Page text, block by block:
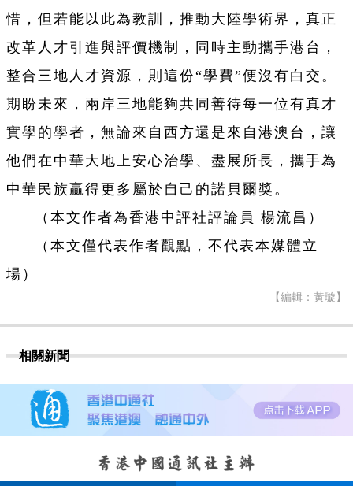
惜，但若能以此為教訓，推動大陸學術界，真正
改革人才引進與評價機制，同時主動攜手港台，
整合三地人才資源，則這份“學費”便沒有白交。
期盼未來，兩岸三地能夠共同善待每一位有真才
實學的學者，無論來自西方還是來自港澳台，讓
他們在中華大地上安心治學、盡展所長，攜手為
中華民族贏得更多屬於自己的諾貝爾獎。
（本文作者為香港中評社評論員 楊流昌）
（本文僅代表作者觀點，不代表本媒體立
場）
【編輯：黃璇】
相關新聞